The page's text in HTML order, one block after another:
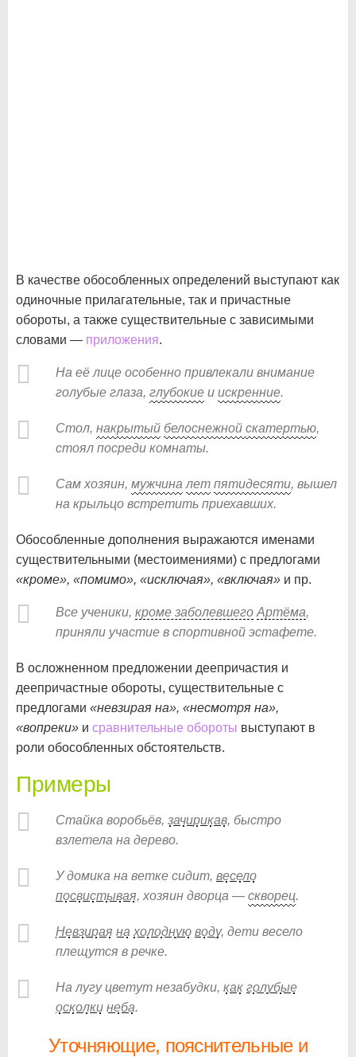
В качестве обособленных определений выступают как
одиночные прилагательные, так и причастные
обороты, а также существительные с зависимыми
словами — приложения.
На её лице особенно привлекали внимание
голубые глаза, глубокие и искренние.
Стол, накрытый белоснежной скатертью,
стоял посреди комнаты.
Сам хозяин, мужчина лет пятидесяти, вышел
на крыльцо встретить приехавших.
Обособленные дополнения выражаются именами
существительными (местоимениями) с предлогами
«кроме», «помимо», «исключая», «включая» и пр.
Все ученики, кроме заболевшего Артёма,
приняли участие в спортивной эстафете.
В осложненном предложении деепричастия и
деепричастные обороты, существительные с
предлогами «невзирая на», «несмотря на»,
«вопреки» и сравнительные обороты выступают в
роли обособленных обстоятельств.
Примеры
Стайка воробьёв, зачирикав, быстро
взлетела на дерево.
У домика на ветке сидит, весело
посвистывая, хозяин дворца — скворец.
Невзирая на холодную воду, дети весело
плещутся в речке.
На лугу цветут незабудки, как голубые
осколки неба.
Уточняющие, пояснительные и